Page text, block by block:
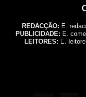
REDACÇÃO: E.
PUBLICIDADE: E.
LEITORES: E.